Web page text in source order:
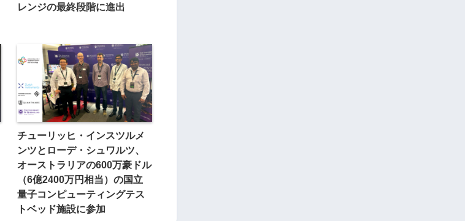
レンジの最終段階に進出
チューリッヒ・インスツルメ
ンツとローデ・シュワルツ、
オーストラリアの600万豪ドル
（6億2400万円相当）の国立
量子コンピューティングテス
トベッド施設に参加